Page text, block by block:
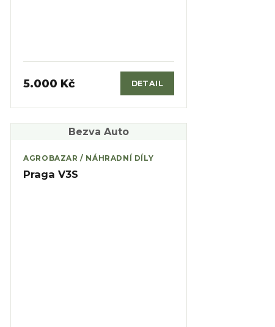
5.000 Kč DETAIL
Bezva Auto
AGROBAZAR / NÁHRADNÍ DÍLY
Praga V3S